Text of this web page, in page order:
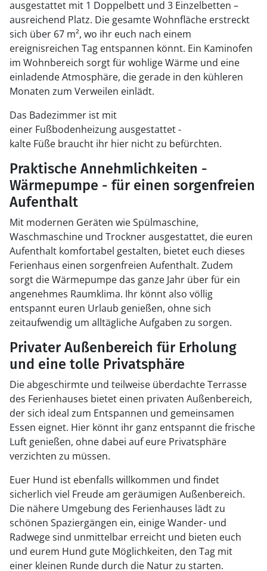
ausgestattet mit 1 Doppelbett und 3 Einzelbetten –
ausreichend Platz. Die gesamte Wohnfläche erstreckt
sich über 67 m², wo ihr euch nach einem
ereignisreichen Tag entspannen könnt. Ein Kaminofen
im Wohnbereich sorgt für wohlige Wärme und eine
einladende Atmosphäre, die gerade in den kühleren
Monaten zum Verweilen einlädt.
Das Badezimmer ist mit
einer Fußbodenheizung ausgestattet -
kalte Füße braucht ihr hier nicht zu befürchten.
Praktische Annehmlichkeiten -
Wärmepumpe - für einen sorgenfreien
Aufenthalt
Mit modernen Geräten wie Spülmaschine,
Waschmaschine und Trockner ausgestattet, die euren
Aufenthalt komfortabel gestalten, bietet euch dieses
Ferienhaus einen sorgenfreien Aufenthalt. Zudem
sorgt die Wärmepumpe das ganze Jahr über für ein
angenehmes Raumklima. Ihr könnt also völlig
entspannt euren Urlaub genießen, ohne sich
zeitaufwendig um alltägliche Aufgaben zu sorgen.
Privater Außenbereich für Erholung
und eine tolle Privatsphäre
Die abgeschirmte und teilweise überdachte Terrasse
des Ferienhauses bietet einen privaten Außenbereich,
der sich ideal zum Entspannen und gemeinsamen
Essen eignet. Hier könnt ihr ganz entspannt die frische
Luft genießen, ohne dabei auf eure Privatsphäre
verzichten zu müssen.
Euer Hund ist ebenfalls willkommen und findet
sicherlich viel Freude am geräumigen Außenbereich.
Die nähere Umgebung des Ferienhauses lädt zu
schönen Spaziergängen ein, einige Wander- und
Radwege sind unmittelbar erreicht und bieten euch
und eurem Hund gute Möglichkeiten, den Tag mit
einer kleinen Runde durch die Natur zu starten.